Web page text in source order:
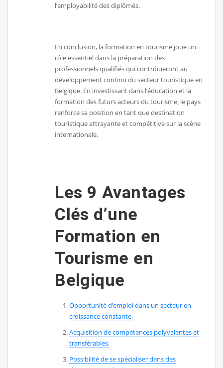
l’employabilité des diplômés.
En conclusion, la formation en tourisme joue un
rôle essentiel dans la préparation des
professionnels qualifiés qui contribueront au
développement continu du secteur touristique en
Belgique. En investissant dans l’éducation et la
formation des futurs acteurs du tourisme, le pays
renforce sa position en tant que destination
touristique attrayante et compétitive sur la scène
internationale.
Les 9 Avantages
Clés d’une
Formation en
Tourisme en
Belgique
Opportunité d’emploi dans un secteur en
croissance constante.
Acquisition de compétences polyvalentes et
transférables.
Possibilité de se spécialiser dans des